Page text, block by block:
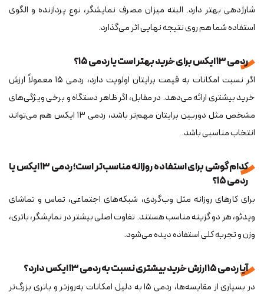
شارژدهی بهتر دارد. البته میزان مصرف نمایشگر، نوع پردازنده و الگوی
استفاده شما هم روی نتیجه نهایی اثر می‌گذارد.
ردمی ۱۳ ایکس برای خرید بهتر است یا ردمی ۱۵؟
اگر نسبت امکانات به قیمت برایتان اولویت دارد، ردمی ۱۵ معمولاً ارزش
خرید بیشتری ارائه می‌دهد. در مقابل، اگر ظاهر دستگاه و برخی ویژگی‌های
مشخص مثل دوربین برایتان مهم‌تر باشد، ردمی ۱۳ ایکس هم می‌تواند
انتخاب مناسبی باشد.
کدام گوشی برای استفاده روزانه مناسب‌تر است؛ ردمی ۱۳ ایکس یا
ردمی ۱۵؟
برای کارهای روزانه مثل وب‌گردی، شبکه‌های اجتماعی، تماس و تماشای
ویدئو، هر دو گزینه مناسب هستند. تفاوت اصلی بیشتر در نمایشگر، باتری،
وزن و تجربه کلی استفاده دیده می‌شود.
آیا ردمی ۱۵ ارزش خرید بیشتری نسبت به ردمی ۱۳ ایکس دارد؟
در بسیاری از مقایسه‌ها، ردمی ۱۵ به دلیل امکانات به‌روزتر و باتری بزرگ‌تر